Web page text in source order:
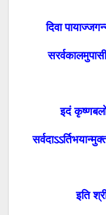
दिवा
इदं
इति